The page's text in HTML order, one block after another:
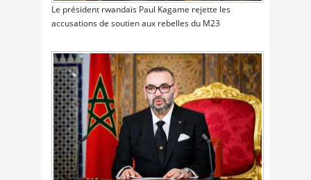
Le président rwandais Paul Kagame rejette les
accusations de soutien aux rebelles du M23